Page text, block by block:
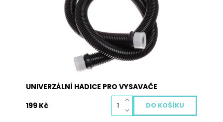
Dostupnost:
Momentálně nedostupné
4033
UNIVERZÁLNÍ HADICE PRO VYSAVAČE
199 Kč